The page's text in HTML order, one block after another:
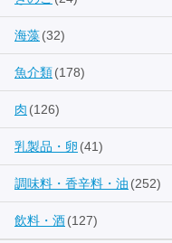
海藻(32)
魚介類(178)
肉 (126)
乳製品・卵 (41)
調味料・香辛料・油 (252)
飲料・酒(127)